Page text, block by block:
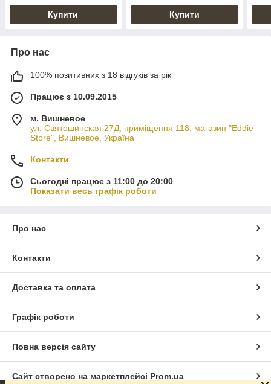
Купити Купити
Про нас
100% позитивних з 18 відгуків за рік
Працює з 10.09.2015
м. Вишневое
ул. Святошинская 27Д, приміщення 118, магазин "Eddie
Store", Вишневое, Україна
Контакти
Сьогодні працює з 11:00 до 20:00
Показати весь графік роботи
Про нас
Контакти
Доставка та оплата
Графік роботи
Повна версія сайту
Сайт створено на маркетплейсі Prom.ua